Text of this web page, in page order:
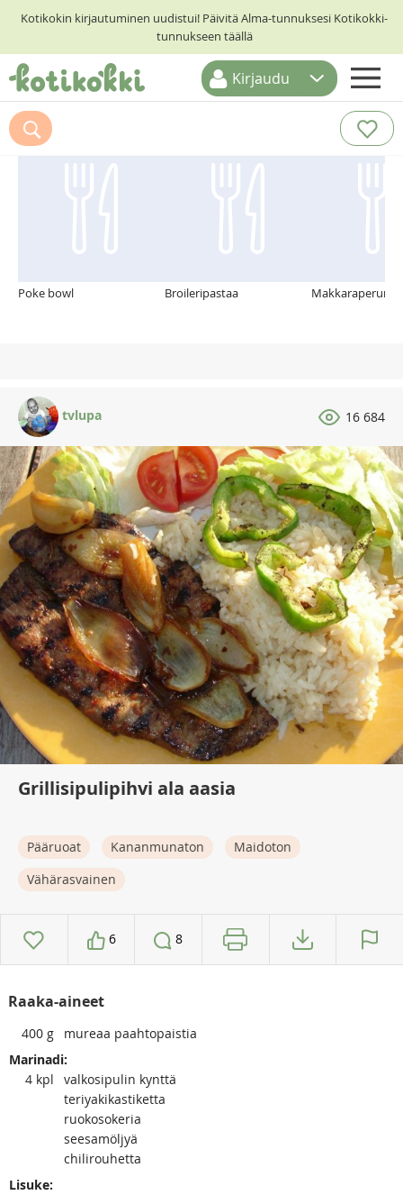
Kotikokin kirjautuminen uudistui! Päivitä Alma-tunnuksesi Kotikokki-
tunnukseen täällä
ETUSIVU
RESEPTIHAKU
Kirjaudu
Suosittelemme myös
Poke bowl Broileripastaa
tvlupa 16 684
Grillisipulipihvi ala aasia
Pääruoat Kananmunaton
Maidoton
Vähärasvainen
6 8
Raaka-aineet
400 g
mureaa paahtopaistia
Marinadi:
4 kpl
valkosipulin kynttä
teriyakikastiketta
ruokosokeria
seesamöljyä
chilirouhetta
Lisuke: